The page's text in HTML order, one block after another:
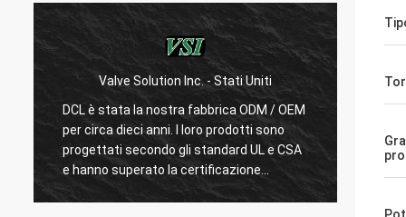
Solution Inc. - Stati Uniti
la nostra fabbrica ODM / OEM
anni. I loro prodotti sono
gli standard UL e CSA
la certificazione
produttori cinesi possono
WESA Armaturen GmbH
Con 15 anni di
siamo molto soddisfatti dei
DCL considera la qualità
loro dipendenti sono molto
prodotti.Fanno sempre
e test per confermare i loro